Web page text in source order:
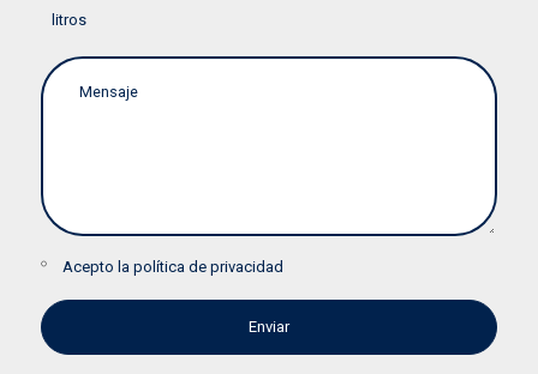
litros
Acepto la política de privacidad